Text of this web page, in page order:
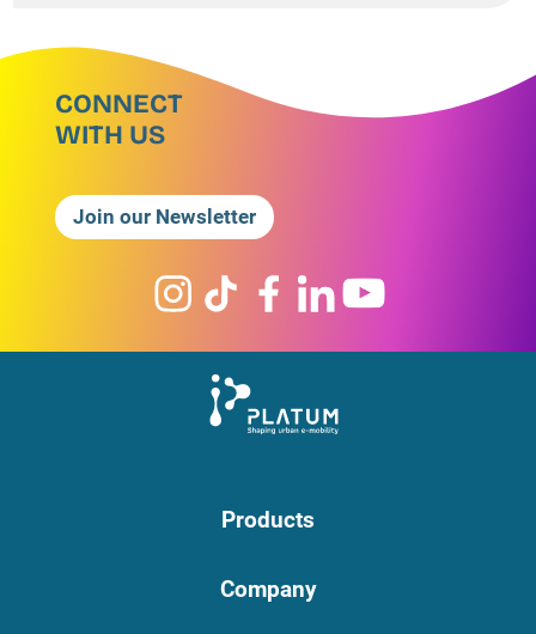
CONNECT
WITH US
Join our Newsletter
Products
Company